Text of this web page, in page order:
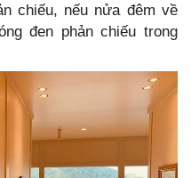
chiếu, nếu nửa đêm về
đen phản chiếu trong